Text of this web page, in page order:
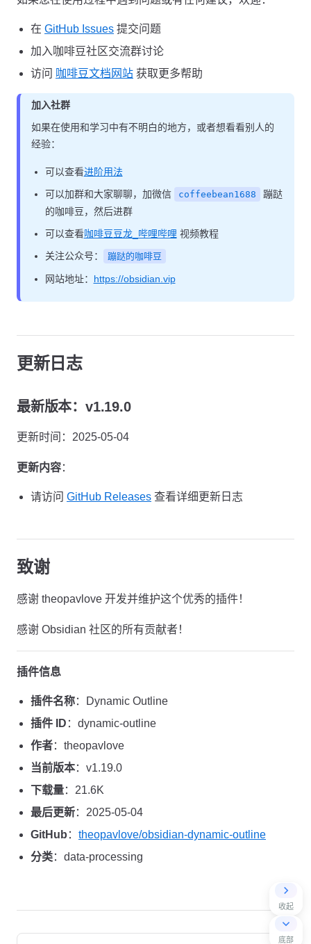
收起
底部
在 GitHub Issues 提交问题
加入咖啡豆社区交流群讨论
访问 咖啡豆文档网站 获取更多帮助
加入社群
如果在使用和学习中有不明白的地方，或者想看看别人的
经验：
可以查看进阶用法
可以加群和大家聊聊，加微信
coffeebean1688
蹦跶
的咖啡豆，然后进群
可以查看咖啡豆豆龙_哔哩哔哩 视频教程
关注公众号：
蹦跶的咖啡豆
网站地址： https://obsidian.vip
更新日志
最新版本：v1.19.0
更新时间：2025-05-04
更新内容：
请访问 GitHub Releases 查看详细更新日志
致谢
感谢 theopavlove 开发并维护这个优秀的插件！
感谢 Obsidian 社区的所有贡献者！
插件信息
插件名称：Dynamic Outline
插件 ID ：dynamic-outline
作者：theopavlove
当前版本：v1.19.0
下载量：21.6K
最后更新：2025-05-04
GitHub ： theopavlove/obsidian-dynamic-outline
分类：data-processing
Pager